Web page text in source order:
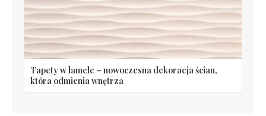
Tapety w lamele – nowoczesna dekoracja ścian,
która odmienia wnętrza